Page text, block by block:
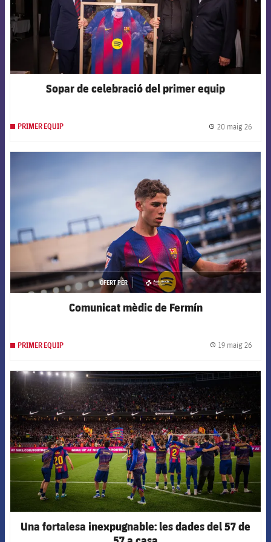
Sopar de celebració del primer equip
PRIMER EQUIP 20 maig 26
OFERT PER
asistencia
Comunicat mèdic de Fermín
PRIMER EQUIP 19 maig 26
FCB Barcelona badge
Una fortalesa inexpugnable: les dades del 57 de